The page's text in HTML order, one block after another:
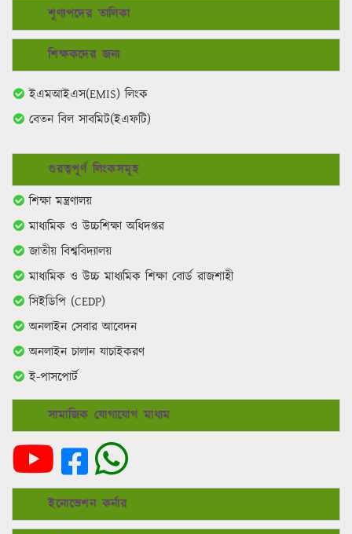
শূণ্যপদের তালিকা
শিক্ষকদের জন্য
ইএমআইএস(EMIS) লিংক
বেতন বিল সাবমিট(ইএফটি)
গুরত্বপূর্ণ লিংকসমূহ
শিক্ষা মন্ত্রণালয়
মাধ্যমিক ও উচ্চশিক্ষা অধিদপ্তর
জাতীয় বিশ্ববিদ্যালয়
মাধ্যমিক ও উচ্চ মাধ্যমিক শিক্ষা বোর্ড রাজশাহী
সিইডিপি (CEDP)
অনলাইন সেবার আবেদন
অনলাইন চালান যাচাইকরণ
ই-পাসপোর্ট
সামাজিক যোগাযোগ মাধ্যম
ইনোভেশন কর্নার